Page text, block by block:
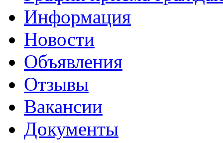
Информация
Новости
Объявления
Отзывы
Вакансии
Документы